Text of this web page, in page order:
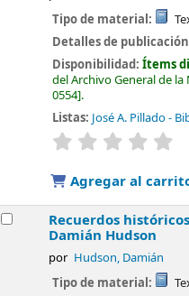
Tipo de material:
Detalles de
Disponibilidad:Ítems
del Archivo General de la
0554 .
Listas: José A. Pillado -
valoración
Agregar al
Recuerdos
Damián Hudson
por Hudson, Damián
Tipo de material: